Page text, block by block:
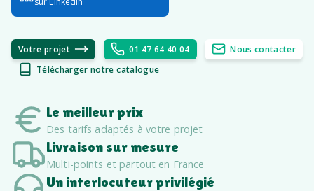
Votre projet 01 47 64 40 04
Nous contacter
Télécharger notre catalogue
Le meilleur prix
Des tarifs adaptés à votre projet
Livraison sur mesure
Multi-points et partout en France
Un interlocuteur privilégié